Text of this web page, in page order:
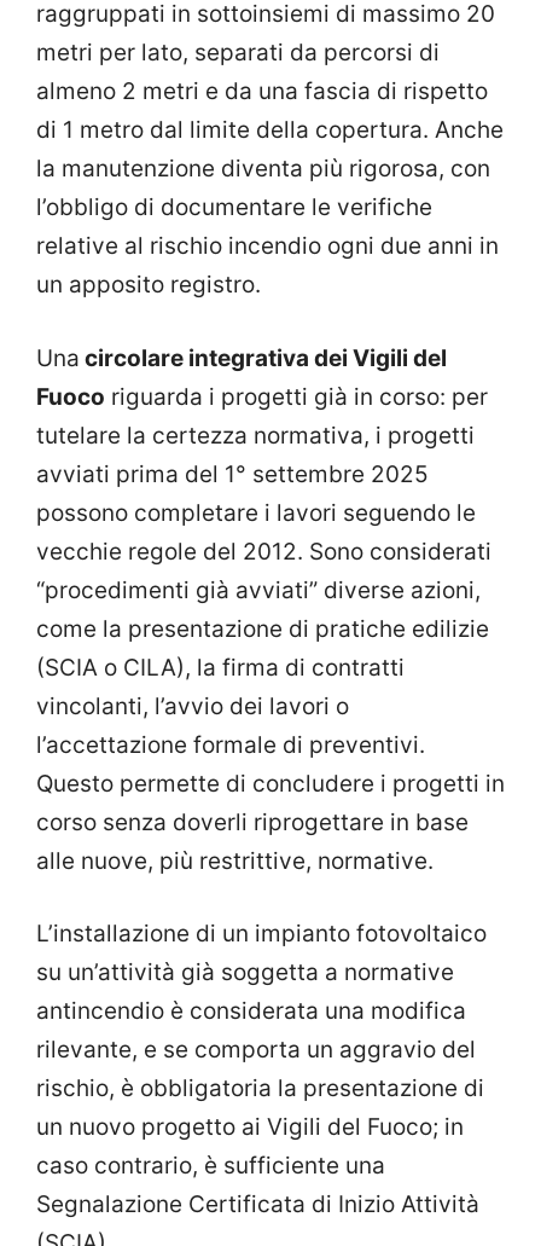
raggruppati in sottoinsiemi di massimo 20
metri per lato, separati da percorsi di
almeno 2 metri e da una fascia di rispetto
di 1 metro dal limite della copertura. Anche
la manutenzione diventa più rigorosa, con
l’obbligo di documentare le verifiche
relative al rischio incendio ogni due anni in
un apposito registro.
Una circolare integrativa dei Vigili del
Fuoco riguarda i progetti già in corso: per
tutelare la certezza normativa, i progetti
avviati prima del 1° settembre 2025
possono completare i lavori seguendo le
vecchie regole del 2012. Sono considerati
“procedimenti già avviati” diverse azioni,
come la presentazione di pratiche edilizie
(SCIA o CILA), la firma di contratti
vincolanti, l’avvio dei lavori o
l’accettazione formale di preventivi.
Questo permette di concludere i progetti in
corso senza doverli riprogettare in base
alle nuove, più restrittive, normative.
L’installazione di un impianto fotovoltaico
su un’attività già soggetta a normative
antincendio è considerata una modifica
rilevante, e se comporta un aggravio del
rischio, è obbligatoria la presentazione di
un nuovo progetto ai Vigili del Fuoco; in
caso contrario, è sufficiente una
Segnalazione Certificata di Inizio Attività